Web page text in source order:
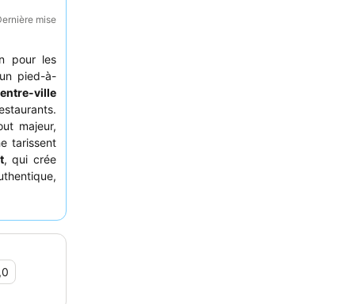
mise
pour les
pied-à-
ville
majeur,
tarissent
, qui crée